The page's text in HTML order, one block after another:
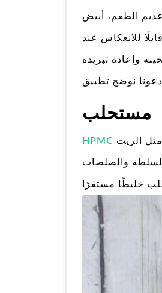
الطعم، أبيض
للانعكاس عند
مستحلب
HPMC
والصلصات